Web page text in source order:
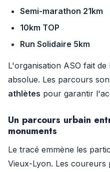
Semi-marathon 21km
10km TOP
Run Solidaire 5km
L'organisation ASO fait
absolue. Les parcours
athlètes pour garantir
Un parcours urbain
monuments
Le tracé emmène les
Vieux-Lyon. Les coureurs